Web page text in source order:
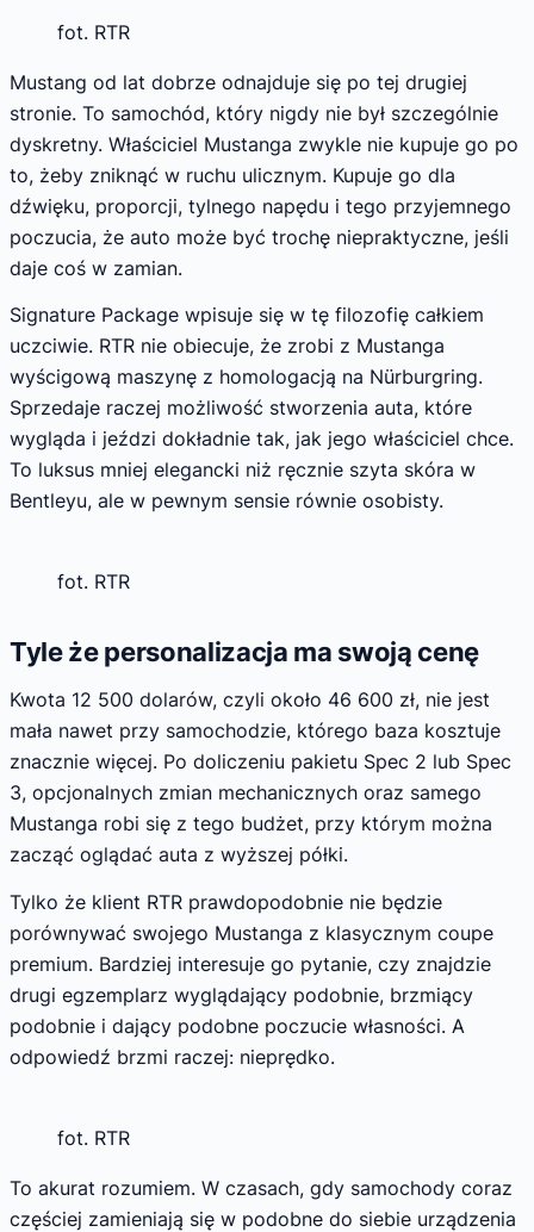
fot. RTR
Mustang od lat dobrze odnajduje się po tej drugiej
stronie. To samochód, który nigdy nie był szczególnie
dyskretny. Właściciel Mustanga zwykle nie kupuje go po
to, żeby zniknąć w ruchu ulicznym. Kupuje go dla
dźwięku, proporcji, tylnego napędu i tego przyjemnego
poczucia, że auto może być trochę niepraktyczne, jeśli
daje coś w zamian.
Signature Package wpisuje się w tę filozofię całkiem
uczciwie. RTR nie obiecuje, że zrobi z Mustanga
wyścigową maszynę z homologacją na Nürburgring.
Sprzedaje raczej możliwość stworzenia auta, które
wygląda i jeździ dokładnie tak, jak jego właściciel chce.
To luksus mniej elegancki niż ręcznie szyta skóra w
Bentleyu, ale w pewnym sensie równie osobisty.
fot. RTR
Tyle że personalizacja ma swoją cenę
Kwota 12 500 dolarów, czyli około 46 600 zł, nie jest
mała nawet przy samochodzie, którego baza kosztuje
znacznie więcej. Po doliczeniu pakietu Spec 2 lub Spec
3, opcjonalnych zmian mechanicznych oraz samego
Mustanga robi się z tego budżet, przy którym można
zacząć oglądać auta z wyższej półki.
Tylko że klient RTR prawdopodobnie nie będzie
porównywać swojego Mustanga z klasycznym coupe
premium. Bardziej interesuje go pytanie, czy znajdzie
drugi egzemplarz wyglądający podobnie, brzmiący
podobnie i dający podobne poczucie własności. A
odpowiedź brzmi raczej: nieprędko.
fot. RTR
To akurat rozumiem. W czasach, gdy samochody coraz
częściej zamieniają się w podobne do siebie urządzenia